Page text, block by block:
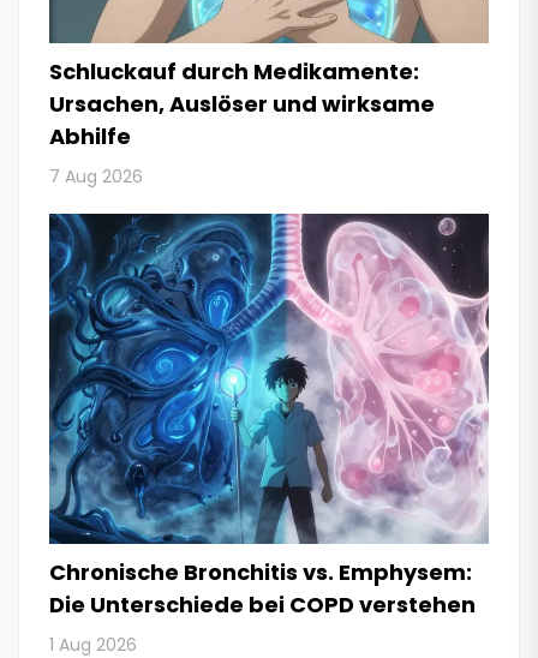
Schluckauf durch Medikamente:
Ursachen, Auslöser und wirksame
Abhilfe
7 Aug 2026
Chronische Bronchitis vs. Emphysem:
Die Unterschiede bei COPD verstehen
1 Aug 2026